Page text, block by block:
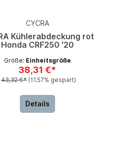
CYCRA
Kühlerabdeckung rot
Honda CRF250 '20
Größe: Einheitsgröße
38,31 €*
43,32 €* (11.57% gespart)
Details